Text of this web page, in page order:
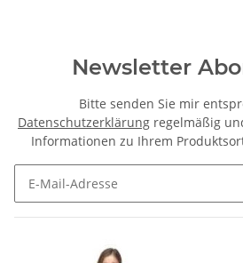
Newsletter
Bitte senden Sie mir
Datenschutzerklärung regelmäßig
Informationen zu Ihrem